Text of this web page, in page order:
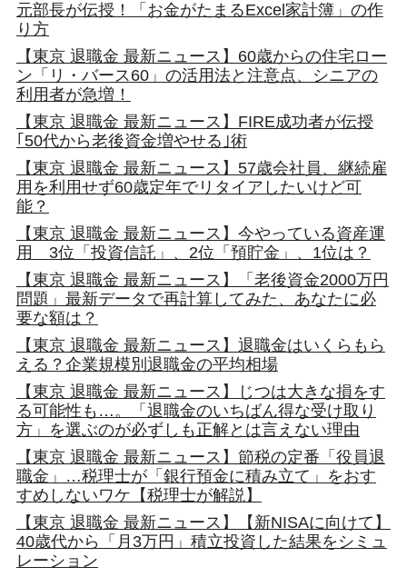
元部長が伝授！「お金がたまるExcel家計簿」の作
り方
【東京 退職金 最新ニュース】60歳からの住宅ロー
ン「リ・バース60」の活用法と注意点、シニアの
利用者が急増！
【東京 退職金 最新ニュース】FIRE成功者が伝授
｢50代から老後資金増やせる｣術
【東京 退職金 最新ニュース】57歳会社員、継続雇
用を利用せず60歳定年でリタイアしたいけど可
能？
【東京 退職金 最新ニュース】今やっている資産運
用 3位「投資信託」、2位「預貯金」、1位は？
【東京 退職金 最新ニュース】「老後資金2000万円
問題」最新データで再計算してみた、あなたに必
要な額は？
【東京 退職金 最新ニュース】退職金はいくらもら
える？企業規模別退職金の平均相場
【東京 退職金 最新ニュース】じつは大きな損をす
る可能性も…。「退職金のいちばん得な受け取り
方」を選ぶのが必ずしも正解とは言えない理由
【東京 退職金 最新ニュース】節税の定番「役員退
職金」…税理士が「銀行預金に積み立て」をおす
すめしないワケ【税理士が解説】
【東京 退職金 最新ニュース】【新NISAに向けて】
40歳代から「月3万円」積立投資した結果をシミュ
レーション